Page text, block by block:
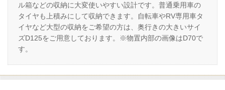
ル箱などの収納に大変使いやすい設計です。普通乗用車の
タイヤも上積みにして収納できます。自転車やRV専用車タ
イヤなど大型の収納をご希望の方は、奥行きの大きいサイ
ズD125をご用意しております。※物置内部の画像はD70で
す。